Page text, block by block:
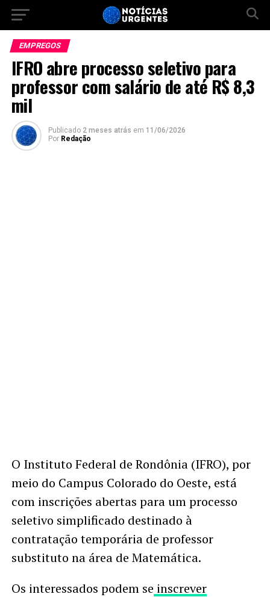
EMPREGOS
IFRO abre processo seletivo para
professor com salário de até R$ 8,3
mil
Publicado 2 meses atrás em 11/06/2026
Por Redação
O Instituto Federal de Rondônia (IFRO), por
meio do Campus Colorado do Oeste, está
com inscrições abertas para um processo
seletivo simplificado destinado à
contratação temporária de professor
substituto na área de Matemática.
Os interessados podem se inscrever